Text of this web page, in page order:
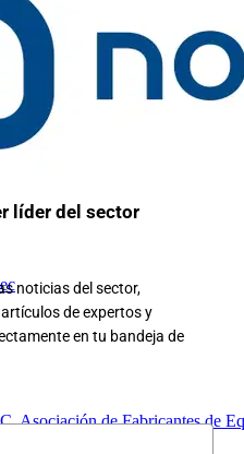
Asociación de Fabricantes de
aptas para
(1+1 y 3+1), se adapta a la
como terciarias.
líder del sector
noticias del sector,
de expertos y
en tu bandeja de